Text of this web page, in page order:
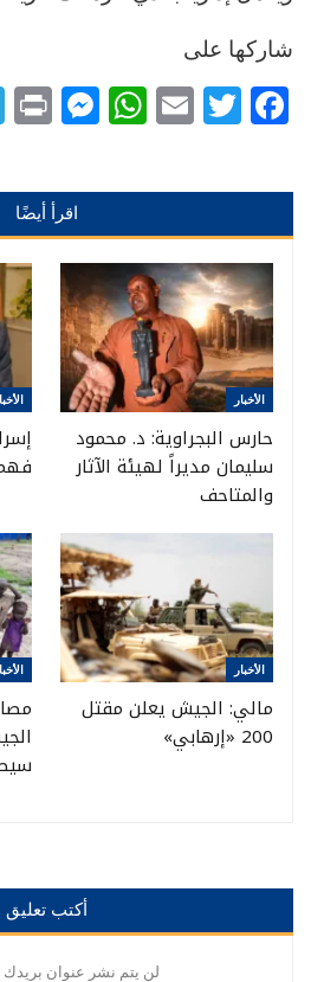
شاركها على
Facebook
Twitter
Email
اقرأ أيضًا
الأخبار
حارس البجراوية: د. محمود
سليمان مديراً لهيئة الآثار
والمتاحف
الأخبار
مالي: الجيش يعلن مقتل
200 «إرهابي»
أكتب تعليق
لن يتم نشر عنوان بريدك